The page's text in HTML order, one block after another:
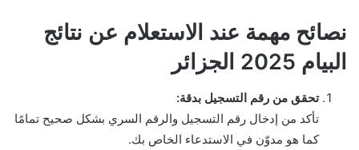
نصائح مهمة عند الاستعلام عن نتائج
البيام 2025 الجزائر
تحقق من رقم التسجيل بدقة:
تأكد من إدخال رقم التسجيل والرقم السري بشكل صحيح تمامًا
كما هو مدوّن في الاستدعاء الخاص بك.